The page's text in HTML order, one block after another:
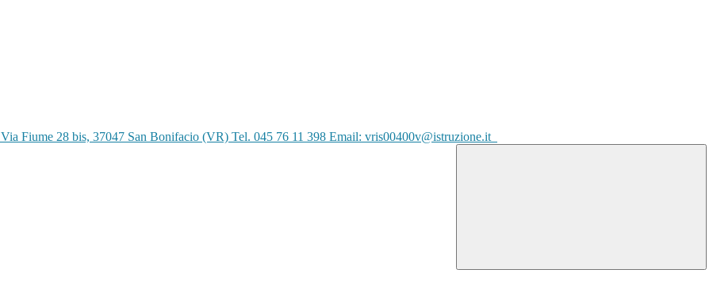
Via Fiume 28 bis, 37047 San Bonifacio (VR) Tel. 045 76 11 398 Email: vris00400v@istruzione.it